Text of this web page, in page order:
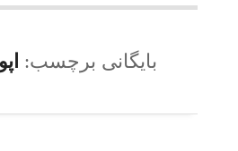
بایگانی برچسب: